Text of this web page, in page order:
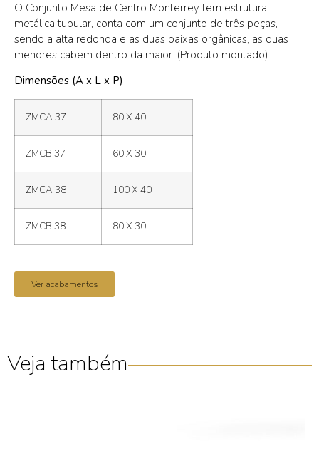
O Conjunto Mesa de Centro Monterrey tem estrutura
metálica tubular, conta com um conjunto de três peças,
sendo a alta redonda e as duas baixas orgânicas, as duas
menores cabem dentro da maior. (Produto montado)
Dimensões (A x L x P)
ZMCA 37 80 X 40
ZMCB 37 60 X 30
ZMCA 38 100 X 40
ZMCB 38 80 X 30
Ver acabamentos
Veja também